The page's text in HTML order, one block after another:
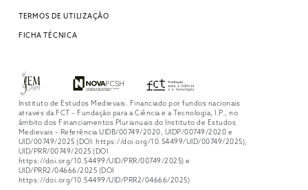
TERMOS DE UTILIZAÇÃO
FICHA TÉCNICA
Instituto de Estudos Medievais. Financiado por fundos nacionais
através da FCT – Fundação para a Ciência e a Tecnologia, I.P., no
âmbito dos Financiamentos Plurianuais do Instituto de Estudos
Medievais – Referência UIDB/00749/2020, UIDP/00749/2020 e
UID/00749/2025 (DOI: https://doi.org/10.54499/UID/00749/2025),
UID/PRR/00749/2025 (DOI
https://doi.org/10.54499/UID/PRR/00749/2025) e
UID/PRR2/04666/2025 (DOI
https://doi.org/10.54499/UID/PRR2/04666/2025)